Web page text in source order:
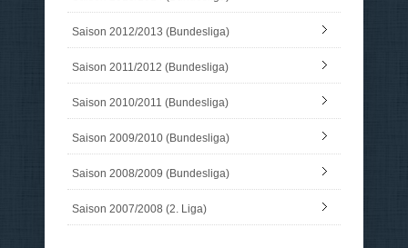
Saison 2012/2013 (Bundesliga)
Saison 2011/2012 (Bundesliga)
Saison 2010/2011 (Bundesliga)
Saison 2009/2010 (Bundesliga)
Saison 2008/2009 (Bundesliga)
Saison 2007/2008 (2. Liga)